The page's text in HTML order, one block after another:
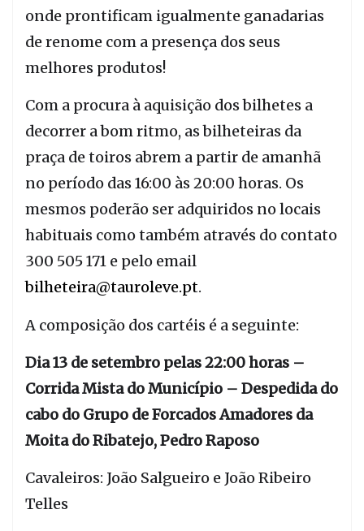
onde prontificam igualmente ganadarias
de renome com a presença dos seus
melhores produtos!
Com a procura à aquisição dos bilhetes a
decorrer a bom ritmo, as bilheteiras da
praça de toiros abrem a partir de amanhã
no período das 16:00 às 20:00 horas. Os
mesmos poderão ser adquiridos no locais
habituais como também através do contato
300 505 171 e pelo email
bilheteira@tauroleve.pt.
A composição dos cartéis é a seguinte:
Dia 13 de setembro pelas 22:00 horas –
Corrida Mista do Município – Despedida do
cabo do Grupo de Forcados Amadores da
Moita do Ribatejo, Pedro Raposo
Cavaleiros: João Salgueiro e João Ribeiro
Telles